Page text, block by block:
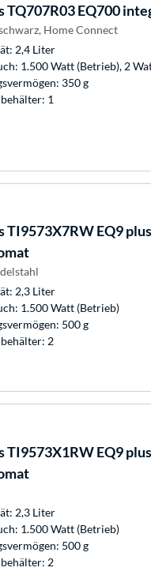
TQ707R03 EQ700
Home Connect
2,4 Liter
1.500 Watt (Betrieb), 2
350 g
1
TI9573X7RW EQ9
2,3 Liter
1.500 Watt (Betrieb)
500 g
2
TI9573X1RW EQ9
2,3 Liter
1.500 Watt (Betrieb)
500 g
2